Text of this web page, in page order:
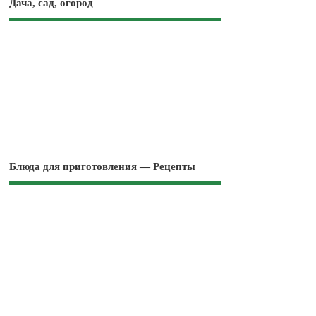
Дача, сад, огород
Блюда для приготовления — Рецепты